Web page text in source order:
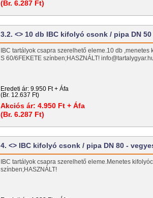
(Br. 6.287 Ft)
3.2. <> 10 db IBC kifolyó csonk / pipa DN
IBC tartályok csapra szerelhető eleme.10 db ,menetes
S 60/6FEKETE színben;HASZNÁLT!
Eredeti ár: 9.950 Ft + Áfa
(Br. 12.637 Ft)
Akciós ár: 4.950 Ft + Áfa
(Br. 6.287 Ft)
4. <> IBC kifolyó csonk / pipa DN 80 -
IBC tartályok csapra szerelhető eleme.Menetes
színben;HASZNÁLT!